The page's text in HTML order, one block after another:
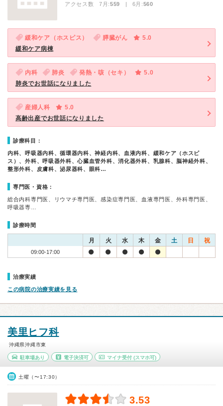
アクセス数 7月:559 | 6月:560
緩和ケア（ホスピス） 膵臓がん
5.0
緩和ケア病棟
内科 肺炎 発熱・咳（セキ）
5.0
肺炎でお世話になりました
産婦人科
5.0
高齢出産でお世話になりました
診療科目：
内科、呼吸器内科、循環器内科、神経内科、血液内科、緩和ケア（ホスピ
ス）、外科、呼吸器外科、心臓血管外科、消化器外科、乳腺科、脳神経外科、
整形外科、皮膚科、泌尿器科、眼科…
専門医・資格：
総合内科専門医、リウマチ専門医、感染症専門医、血液専門医、外科専門医、
呼吸器専…
診療時間
月 火 水 木 金 土 日 祝
09:00-17:00
治療実績
この病院の治療実績を見る
美里ヒフ科
沖縄県沖縄市東
駐車場あり 電子決済可 マイナ受付 (スマホ可)
土曜（〜17:30）
3.53